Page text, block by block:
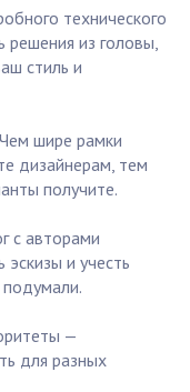
технического
решения из головы,
стиль и
шире рамки
дизайнерам, тем
получите.
с авторами
и учесть
—
для разных